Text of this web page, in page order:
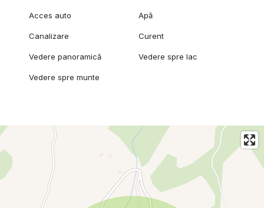
asigurandu-va un acces rapid si facil.
Pret pt. tot terenul intravilan 3039 mp+ 2125 mp extravilan:
Pret pt. teren extravilan 2125mp=6000€/ar
Terenul este parcelabil iar suprafata parcelelor se poate
Pentru mai multe detalii sau pentru a aranja o vizionare, nu
ezitati sa ne contactati la: 0749839689.
Acces auto Apă
Canalizare Curent
Vedere panoramică Vedere spre lac
Vedere spre munte